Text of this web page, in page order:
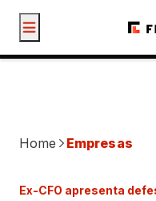
Mercados Empresas
Home Empresas
Ex-CFO apresenta